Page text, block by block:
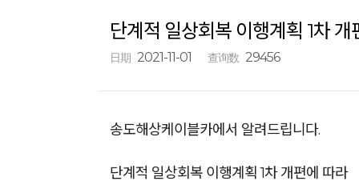
단계적 일상회복 이행계획 1차
日期 2021-11-01 查询数 29456
송도해상케이블카에서 알려드립니다.
단계적 일상회복 이행계획 1차 개편에 따라